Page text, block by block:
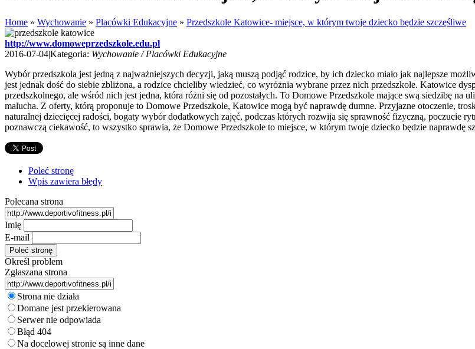
Home » Wychowanie » Placówki Edukacyjne » Przedszkole Katowice- miejsce, w którym twoje dziecko będzie szczęśliwe
http://www.domoweprzedszkole.edu.pl
2016-07-04|Kategoria: Wychowanie / Placówki Edukacyjne
Wybór przedszkola jest jedną z najważniejszych decyzji, jaką muszą podjąć rodzice, by ich dziecko miało jak najlepsze
jest jednak dość do siebie zbliżona, a rodzice chcieliby wiedzieć, co wyróżnia wybrane przez nich przedszkole. Katowice
przedszkolnego, ale wśród nich jest jedna, która różni się od pozostałych. To Domowe Przedszkole mające swą siedzibę
malucha. Z oferty, którą proponuje to Domowe Przedszkole, Katowice mogą być naprawdę dumne. Przyjazne otoczenie,
naturalnej dziecięcej radości, bogaty wybór dodatkowych zajęć, podczas których rozwija się sprawność fizyczną, poczucie
poznawczą ciekawość, to wszystko sprawia, że Domowe Przedszkole to miejsce, w którym twoje dziecko będzie naprawdę
Poleć stronę
Wpis zawiera błędy
Polecana strona
Imię
E-mail
Określ problem
Zgłaszana strona
Strona nie działa
Domane jest przekierowana
Serwer nie odpowiada
Błąd 404
Na docelowej stronie są inne dane